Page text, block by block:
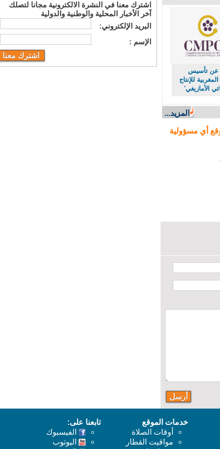
عن تأسيس
للإنتاج
الأمازيغي'
المزيد...
أي مسؤولية
اشترك معنا في النشرة الالكترونية مجانا لتصلك
آخر الأخبار المحلية والوطنية والدولية
البريد اﻹلكتروني:
اﻹسم :
خدمات الموقع
أوقات الصلاة
مواقيت القطار
تابعنا على:
الفيسبوك
اليوتوب